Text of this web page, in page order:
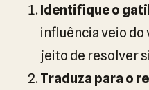
Identifique o
influência veio do
jeito de resolver
Traduza para o